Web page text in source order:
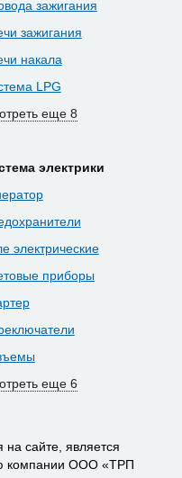
зажигания
зажигания
накала
LPG
еще 8
электрики
электрические
приборы
еще 6
сайте, является
компании ООО «ТРП